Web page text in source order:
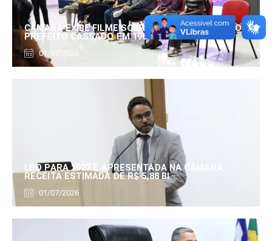
CÂMARA EXIBE FILME SOBRE EDUARDO SERRANO,
PREFEITO CASSADO EM 1960
01/07/2026
LDO PARA 2027 É APRESENTADA NA CÂMARA:
RECEITA ESTIMADA DE R$ 5,88 BI
01/07/2026